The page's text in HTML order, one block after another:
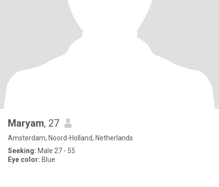
Maryam, 27
Amsterdam, Noord-Holland, Netherlands
Seeking: Male 27 - 55
Eye color: Blue